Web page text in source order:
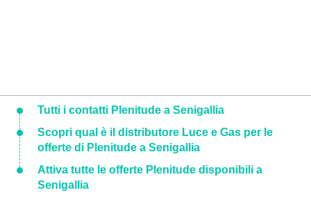
Tutti i contatti Plenitude a Senigallia
Scopri qual è il distributore Luce e Gas per le
offerte di Plenitude a Senigallia
Attiva tutte le offerte Plenitude disponibili a
Senigallia